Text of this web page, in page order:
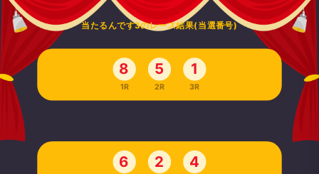
当たるんです3のレース結果(当選番号)
8
1R
5
2R
1
3R
6 2 4